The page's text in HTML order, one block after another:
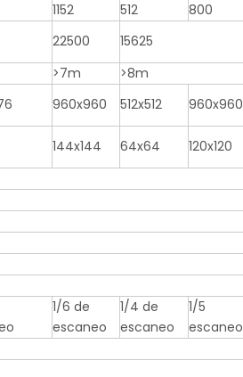
1152 512 800
22500 15625
>7m >8m
960x960 512x512 960x960
144x144 64x64 120x120
1/6 de
escaneo
1/4 de
escaneo
1/5
escaneo